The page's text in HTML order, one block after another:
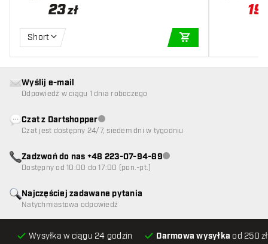
23zł
Short
Wysyłka w ciągu 24 godzin Darmowa wysyłka od 250
Najczęściej zadawane pytania
Natychmiastowa odpowiedź
Wyślij e-mail
Odpowiedź w ciągu 1 dnia roboczego
Czat z DartshopperObsługa klienta niedostępna
Czat jest dostępny 24/7, siedem dni w tygodniu
Zadzwoń do nas +48 223-07-94-89Obsługa klienta niedostępna
Dostępny od 10:00 do 17:00 (pon.-pt.)